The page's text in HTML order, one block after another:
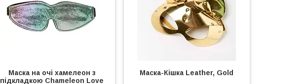
Маска на очі хамелеон з
підкладкою Chameleon Love
Маска-Кішка Leather, Gold